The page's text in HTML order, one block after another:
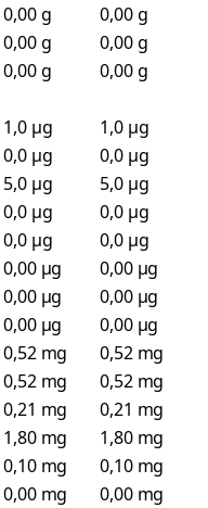
0,00 g
0,00 g
0,00 g
0,00 g
0,00 g
0,00 g
1,0 µg
1,0 µg
0,0 µg
0,0 µg
5,0 µg
5,0 µg
0,0 µg
0,0 µg
0,0 µg
0,0 µg
0,00 µg
0,00 µg
0,00 µg
0,00 µg
0,00 µg
0,00 µg
0,52 mg
0,52 mg
0,52 mg
0,52 mg
0,21 mg
0,21 mg
1,80 mg
1,80 mg
0,10 mg
0,10 mg
0,00 mg
0,00 mg